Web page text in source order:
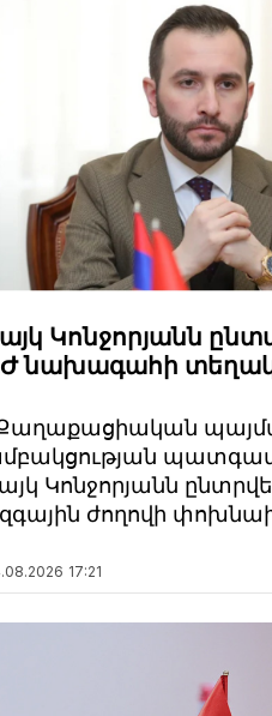
Կոնջորյանն
նախագահի
Կոնջորյանն
ժողովի
17:21